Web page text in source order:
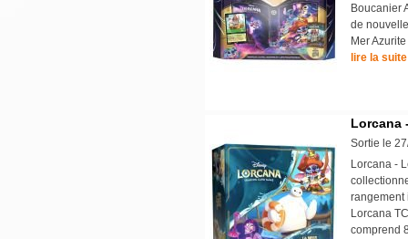
Boucanier
de
Mer
lire la suite
Lorcana
Sortie le
Lorcana -
rangement
Lorcana
comprend